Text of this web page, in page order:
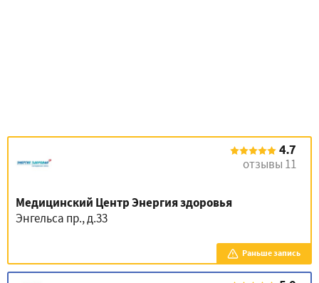
4.7
отзывы 11
Медицинский Центр Энергия здоровья
Энгельса пр., д.33
Раньше запись